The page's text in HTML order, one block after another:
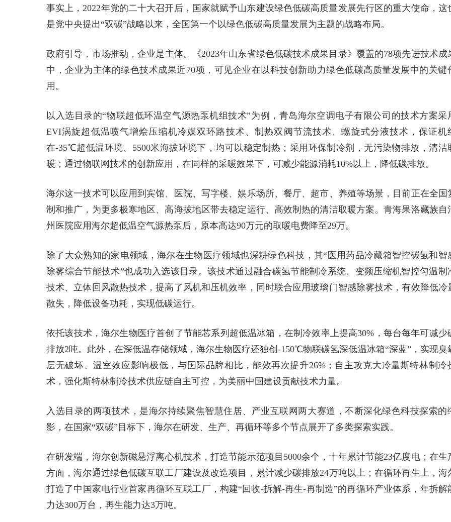
事实上，2022年党的二十大召开后，国家就赋予山东建设绿色低碳高质量发展先行区的重大使命，这
是党中央提出“双碳”战略以来，全国第一个以绿色低碳高质量发展为主题的战略布局。
政府引导，市场推动，企业是主体。《2023年山东省绿色低碳技术成果目录》覆盖的78项先进技术成
中，企业为主体的绿色技术成果近70项，可见企业在以科技创新助力绿色低碳高质量发展中的关键
用。
以入选目录的“物联超低环温空气源热泵机组技术”为例，青岛海尔空调电子有限公司的技术方案采
EVI涡旋超低温喷气增烩压缩机冷媒双环路技术、制热双阀节流技术、螺旋式分液技术，保证机
在-35℃超低温环境、5500米海拔环境下，均可以稳定制热；采用环保制冷剂，无污染物排放，清洁
暖；通过物联网技术的创新应用，在同样的采暖效果下，可减少能源消耗10%以上，降低碳排放。
海尔这一技术可以应用到宾馆、医院、写字楼、娱乐场所、餐厅、超市、养殖等场景，目前正在全国
制和推广，为更多极寒地区、高海拔地区带去稳定运行、高效制热的清洁取暖方案。青海果洛藏族自
州医院应用海尔超低温空气源热泵后，原本高达90万元的取暖电费降至29万。
除了大众熟知的家电领域，海尔在生物医疗领域也深耕绿色科技，其“医用药品冷藏箱智控碳氢和智
除雾综合节能技术”也成功入选该目录。该技术通过融合碳氢节能制冷系统、变频压缩机智控匀温制
技术、立体回风散热技术，提高了风机和压机效率，同时联合应用玻璃门智感除雾技术，有效降低冷
散失，降低设备功耗，实现低碳运行。
依托该技术，海尔生物医疗首创了节能芯系列超低温冰箱，在制冷效率上提高30%，每台每年可减少
排放2吨。此外，在深低温存储领域，海尔生物医疗还独创-150℃物联碳氢深低温冰箱“深蓝”，实现臭
层无破坏、温室效应影响极低，与国际品牌相比，能效再次提升26%；自主攻克大冷量斯特林制冷
术，强化斯特林制冷技术供应链自主可控，为美丽中国建设贡献技术力量。
入选目录的两项技术，是海尔持续聚焦智慧住居、产业互联网两大赛道，不断深化绿色科技探索的
影，在国家“双碳”目标下，海尔在研发、生产、再循环等多个节点展开了多类探索实践。
在研发端，海尔创新磁悬浮离心机技术，打造节能示范项目5000余个，十年累计节能23亿度电；在生
方面，海尔通过绿色低碳互联工厂建设及改造项目，累计减少碳排放24万吨以上；在循环再生上，海
打造了中国家电行业首家再循环互联工厂，构建“回收-拆解-再生-再制造”的再循环产业体系，年拆解
力达300万台，再生能力达3万吨。